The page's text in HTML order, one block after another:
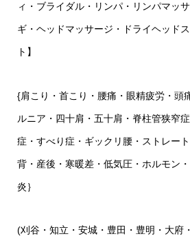
ィ・ブライダル・リンパ・リンパマッ
ギ・ヘッドマッサージ・ドライヘッド
ト】
{肩こり・首こり・腰痛・眼精疲労・頭
ルニア・四十肩・五十肩・脊柱管狭窄
症・すべり症・ギックリ腰・ストレー
背・産後・寒暖差・低気圧・ホルモン
炎｝
(刈谷・知立・安城・豊田・豊明・大府